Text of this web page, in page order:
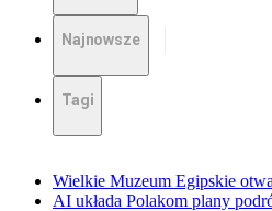
Najnowsze
Tagi
Wielkie Muzeum Egipskie
AI układa Polakom plany